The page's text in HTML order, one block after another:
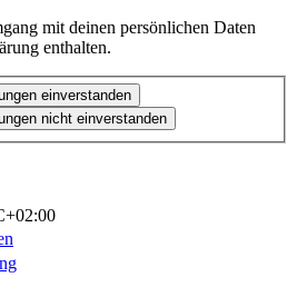
mit deinen persönlichen Daten
enthalten.